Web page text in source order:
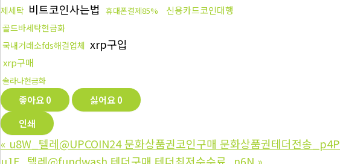
제세탁 비트코인사는법 휴대폰결제85% 신용카드코인대행
골드바세탁현금화
국내거래소fds해결업체 xrp구입
xrp구매
솔라나현금화
좋아요0 싫어요0
인쇄
« u8W_텔레@UPCOIN24 문화상품권코인구매 문화상품권테더전송_p4P
u1E_텔레@fundwash 테더구매 테더최저수수료_n6N »